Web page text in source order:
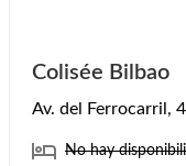
Colisée Bilbao
Av. del Ferrocarril,
No hay